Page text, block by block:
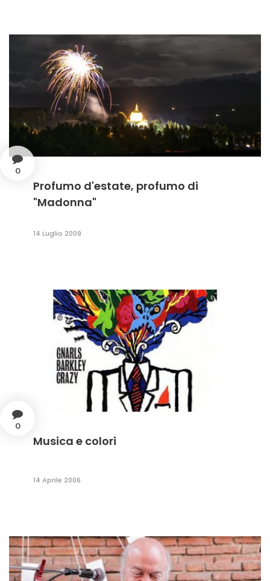
0
Profumo d'estate, profumo di
"Madonna"
14 Luglio 2009
0
Musica e colori
14 Aprile 2006